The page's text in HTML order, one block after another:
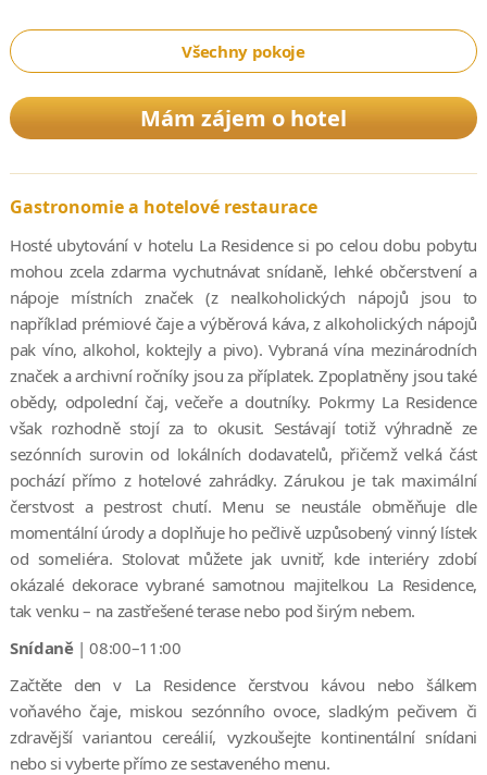
Všechny pokoje
Mám zájem o hotel
Gastronomie a hotelové restaurace
Hosté ubytování v hotelu La Residence si po celou dobu pobytu
mohou zcela zdarma vychutnávat snídaně, lehké občerstvení a
nápoje místních značek (z nealkoholických nápojů jsou to
například prémiové čaje a výběrová káva, z alkoholických nápojů
pak víno, alkohol, koktejly a pivo). Vybraná vína mezinárodních
značek a archivní ročníky jsou za příplatek. Zpoplatněny jsou také
obědy, odpolední čaj, večeře a doutníky. Pokrmy La Residence
však rozhodně stojí za to okusit. Sestávají totiž výhradně ze
sezónních surovin od lokálních dodavatelů, přičemž velká část
pochází přímo z hotelové zahrádky. Zárukou je tak maximální
čerstvost a pestrost chutí. Menu se neustále obměňuje dle
momentální úrody a doplňuje ho pečlivě uzpůsobený vinný lístek
od someliéra. Stolovat můžete jak uvnitř, kde interiéry zdobí
okázalé dekorace vybrané samotnou majitelkou La Residence,
tak venku – na zastřešené terase nebo pod širým nebem.
Snídaně| 08:00–11:00
Začtěte den v La Residence čerstvou kávou nebo šálkem
voňavého čaje, miskou sezónního ovoce, sladkým pečivem či
zdravější variantou cereálií, vyzkoušejte kontinentální snídani
nebo si vyberte přímo ze sestaveného menu.